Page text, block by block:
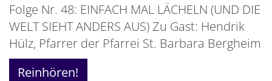
Folge Nr. 48: EINFACH MAL LÄCHELN (UND DIE
WELT SIEHT ANDERS AUS) Zu Gast: Hendrik
Hülz, Pfarrer der Pfarrei St. Barbara Bergheim
Reinhören!